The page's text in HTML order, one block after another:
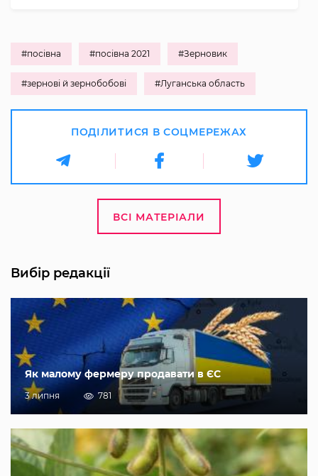
#посівна #посівна 2021 #Зерновик
#зернові й зернобобові #Луганська область
ПОДІЛИТИСЯ В СОЦМЕРЕЖАХ
ВСІ МАТЕРІАЛИ
Вибір редакції
Як малому фермеру продавати в ЄС
3 липня 781